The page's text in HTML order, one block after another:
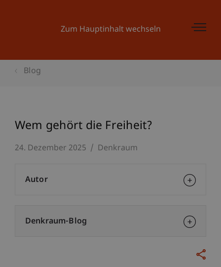
Zum Hauptinhalt wechseln
Blog
Wem gehört die Freiheit?
24. Dezember 2025 Denkraum
Autor
Denkraum-Blog